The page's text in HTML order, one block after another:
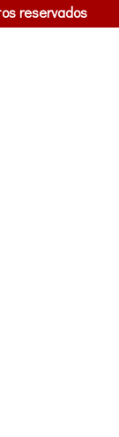
reservados